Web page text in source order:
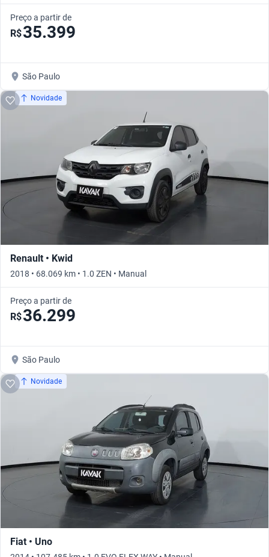
Preço a partir de
R$35.399
São Paulo
Novidade
Renault • Kwid
2018 • 68.069 km • 1.0 ZEN • Manual
Preço a partir de
R$36.299
São Paulo
Novidade
Fiat • Uno